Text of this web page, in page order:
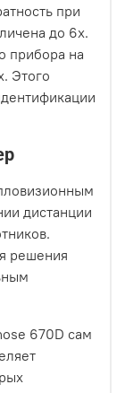
при
до 6х.
прибора на
Этого
дистанции
решения
670D сам